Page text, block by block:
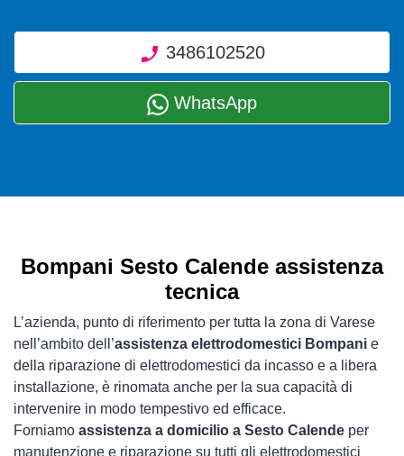
3486102520
WhatsApp
Bompani Sesto Calende assistenza
tecnica
L’azienda, punto di riferimento per tutta la zona di Varese
nell’ambito dell’assistenza elettrodomestici Bompani e
della riparazione di elettrodomestici da incasso e a libera
installazione, è rinomata anche per la sua capacità di
intervenire in modo tempestivo ed efficace.
Forniamo assistenza a domicilio a Sesto Calende per
manutenzione e riparazione su tutti gli elettrodomestici